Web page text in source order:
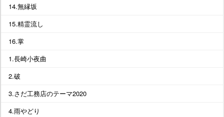
14.無縁坂
15.精霊流し
16.掌
1.長崎小夜曲
2.破
3.さだ工務店のテーマ2020
4.雨やどり